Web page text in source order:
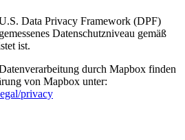
Data Privacy Framework (DPF)
Datenschutzniveau gemäß
ist.
durch Mapbox finden
von Mapbox unter:
privacy